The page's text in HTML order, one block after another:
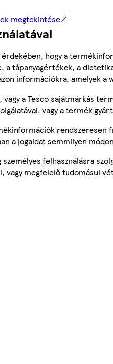
megtekintése
hogy a
a tápanyagértékek, a
információkra, amelyek a
vagy a Tesco sajátmárkás
vagy a termék
a jogaidat semmilyen
felhasználásra
vagy megfelelő tudomásul